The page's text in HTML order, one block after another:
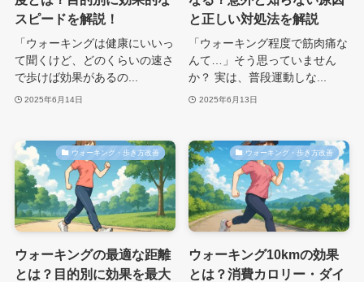
スピードを解説！
「ウォーキングは健康にいいっ
て聞くけど、どのくらいの速さ
で歩けば効果があるの...
2025年6月14日
と正しい対処法を解説
「ウォーキング程度で筋肉痛な
んて…」そう思っていません
か？ 実は、普段運動しな...
2025年6月13日
ウォーキング・歩き方改善
ウォーキングの最適な距離
とは？目的別に効果を最大
ウォーキング・歩き方改善
ウォーキング10kmの効果
とは？消費カロリー・ダイ